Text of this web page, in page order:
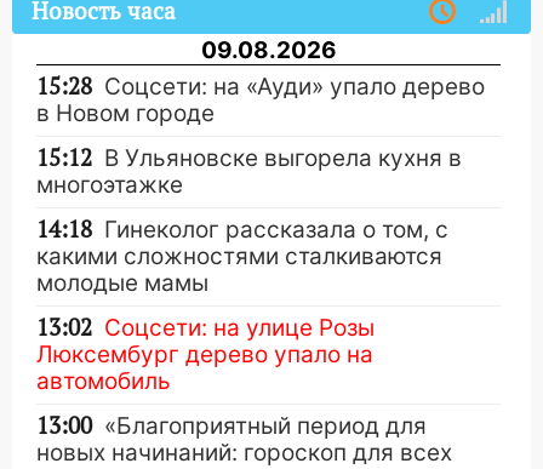
Новость часа
09.08.2026
15:28 Соцсети: на «Ауди» упало дерево
в Новом городе
15:12 В Ульяновске выгорела кухня в
многоэтажке
14:18 Гинеколог рассказала о том, с
какими сложностями сталкиваются
молодые мамы
13:02 Соцсети: на улице Розы
Люксембург дерево упало на
автомобиль
13:00 «Благоприятный период для
новых начинаний: гороскоп для всех